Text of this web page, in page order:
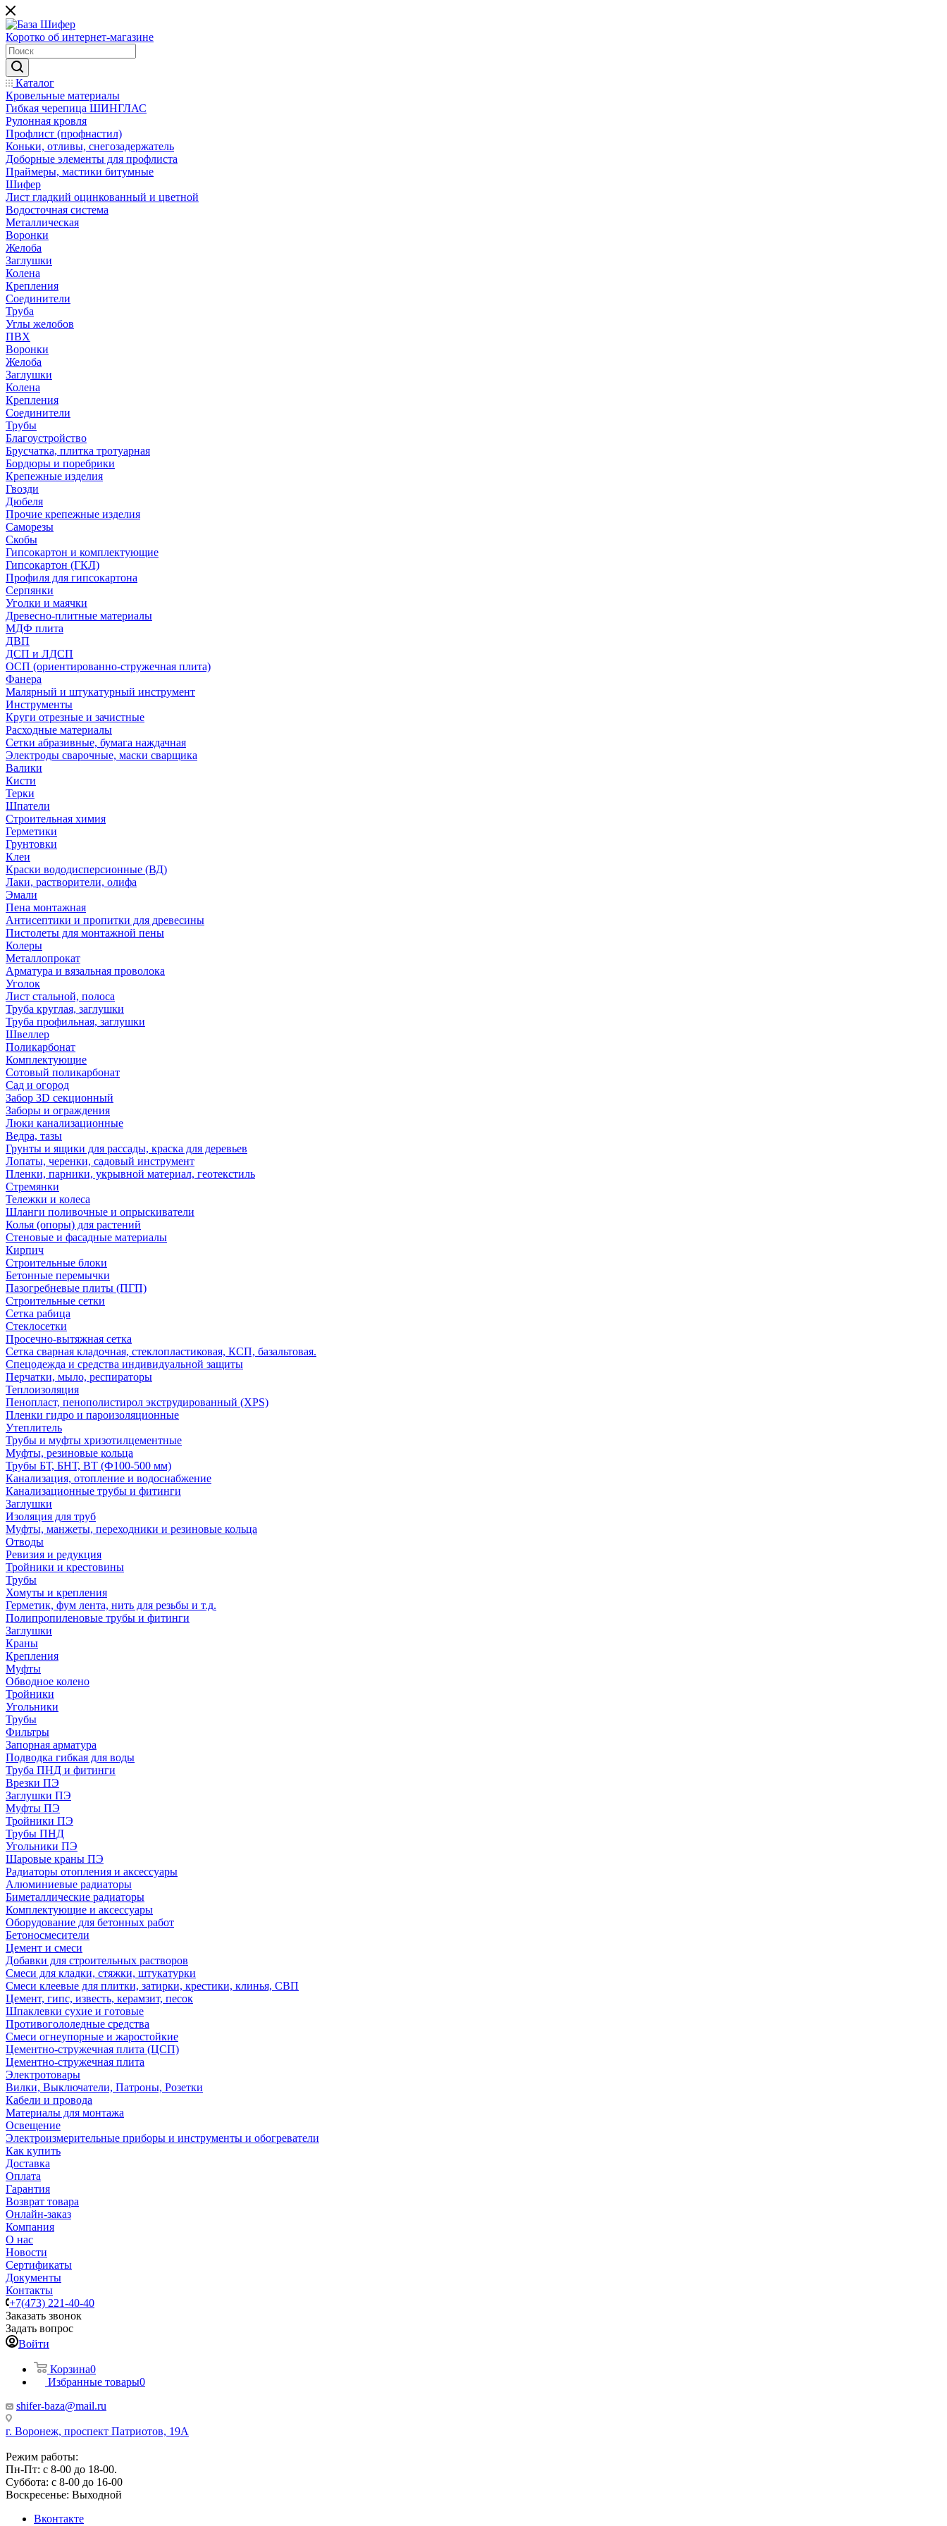
Коротко об интернет-магазине
Каталог
Кровельные материалы
Гибкая черепица ШИНГЛАС
Рулонная кровля
Профлист (профнастил)
Коньки, отливы, снегозадержатель
Доборные элементы для профлиста
Праймеры, мастики битумные
Шифер
Лист гладкий оцинкованный и цветной
Водосточная система
Металлическая
Воронки
Желоба
Заглушки
Колена
Крепления
Соединители
Труба
Углы желобов
ПВХ
Воронки
Желоба
Заглушки
Колена
Крепления
Соединители
Трубы
Благоустройство
Брусчатка, плитка тротуарная
Бордюры и поребрики
Крепежные изделия
Гвозди
Дюбеля
Прочие крепежные изделия
Саморезы
Скобы
Гипсокартон и комплектующие
Гипсокартон (ГКЛ)
Профиля для гипсокартона
Серпянки
Уголки и маячки
Древесно-плитные материалы
МДФ плита
ДВП
ДСП и ЛДСП
ОСП (ориентированно-стружечная плита)
Фанера
Малярный и штукатурный инструмент
Инструменты
Круги отрезные и зачистные
Расходные материалы
Сетки абразивные, бумага наждачная
Электроды сварочные, маски сварщика
Валики
Кисти
Терки
Шпатели
Строительная химия
Герметики
Грунтовки
Клеи
Краски вододисперсионные (ВД)
Лаки, растворители, олифа
Эмали
Пена монтажная
Антисептики и пропитки для древесины
Пистолеты для монтажной пены
Колеры
Металлопрокат
Арматура и вязальная проволока
Уголок
Лист стальной, полоса
Труба круглая, заглушки
Труба профильная, заглушки
Швеллер
Поликарбонат
Комплектующие
Сотовый поликарбонат
Сад и огород
Забор 3D секционный
Заборы и ограждения
Люки канализационные
Ведра, тазы
Грунты и ящики для рассады, краска для деревьев
Лопаты, черенки, садовый инструмент
Пленки, парники, укрывной материал, геотекстиль
Стремянки
Тележки и колеса
Шланги поливочные и опрыскиватели
Колья (опоры) для растений
Стеновые и фасадные материалы
Кирпич
Строительные блоки
Бетонные перемычки
Пазогребневые плиты (ПГП)
Строительные сетки
Сетка рабица
Стеклосетки
Просечно-вытяжная сетка
Сетка сварная кладочная, стеклопластиковая, КСП, базальтовая.
Спецодежда и средства индивидуальной защиты
Перчатки, мыло, респираторы
Теплоизоляция
Пенопласт, пенополистирол экструдированный (XPS)
Пленки гидро и пароизоляционные
Утеплитель
Трубы и муфты хризотилцементные
Муфты, резиновые кольца
Трубы БТ, БНТ, ВТ (Ф100-500 мм)
Канализация, отопление и водоснабжение
Канализационные трубы и фитинги
Заглушки
Изоляция для труб
Муфты, манжеты, переходники и резиновые кольца
Отводы
Ревизия и редукция
Тройники и крестовины
Трубы
Хомуты и крепления
Герметик, фум лента, нить для резьбы и т.д.
Полипропиленовые трубы и фитинги
Заглушки
Краны
Крепления
Муфты
Обводное колено
Тройники
Угольники
Трубы
Фильтры
Запорная арматура
Подводка гибкая для воды
Труба ПНД и фитинги
Врезки ПЭ
Заглушки ПЭ
Муфты ПЭ
Тройники ПЭ
Трубы ПНД
Угольники ПЭ
Шаровые краны ПЭ
Радиаторы отопления и аксессуары
Алюминиевые радиаторы
Биметаллические радиаторы
Комплектующие и аксессуары
Оборудование для бетонных работ
Бетоносмесители
Цемент и смеси
Добавки для строительных растворов
Смеси для кладки, стяжки, штукатурки
Смеси клеевые для плитки, затирки, крестики, клинья, СВП
Цемент, гипс, известь, керамзит, песок
Шпаклевки сухие и готовые
Противогололедные средства
Смеси огнеупорные и жаростойкие
Цементно-стружечная плита (ЦСП)
Цементно-стружечная плита
Электротовары
Вилки, Выключатели, Патроны, Розетки
Кабели и провода
Материалы для монтажа
Освещение
Электроизмерительные приборы и инструменты и обогреватели
Как купить
Доставка
Оплата
Гарантия
Возврат товара
Онлайн-заказ
Компания
О нас
Новости
Сертификаты
Документы
Контакты
+7(473) 221-40-40
Заказать звонок
Задать вопрос
Войти
Корзина0
Избранные товары0
shifer-baza@mail.ru
г. Воронеж, проспект Патриотов, 19А
Режим работы:
Пн-Пт: с 8-00 до 18-00.
Суббота: с 8-00 до 16-00
Воскресенье: Выходной
Вконтакте